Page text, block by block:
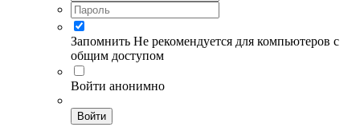
Запомнить Не рекомендуется для компьютеров с
общим доступом
Войти анонимно
Войти